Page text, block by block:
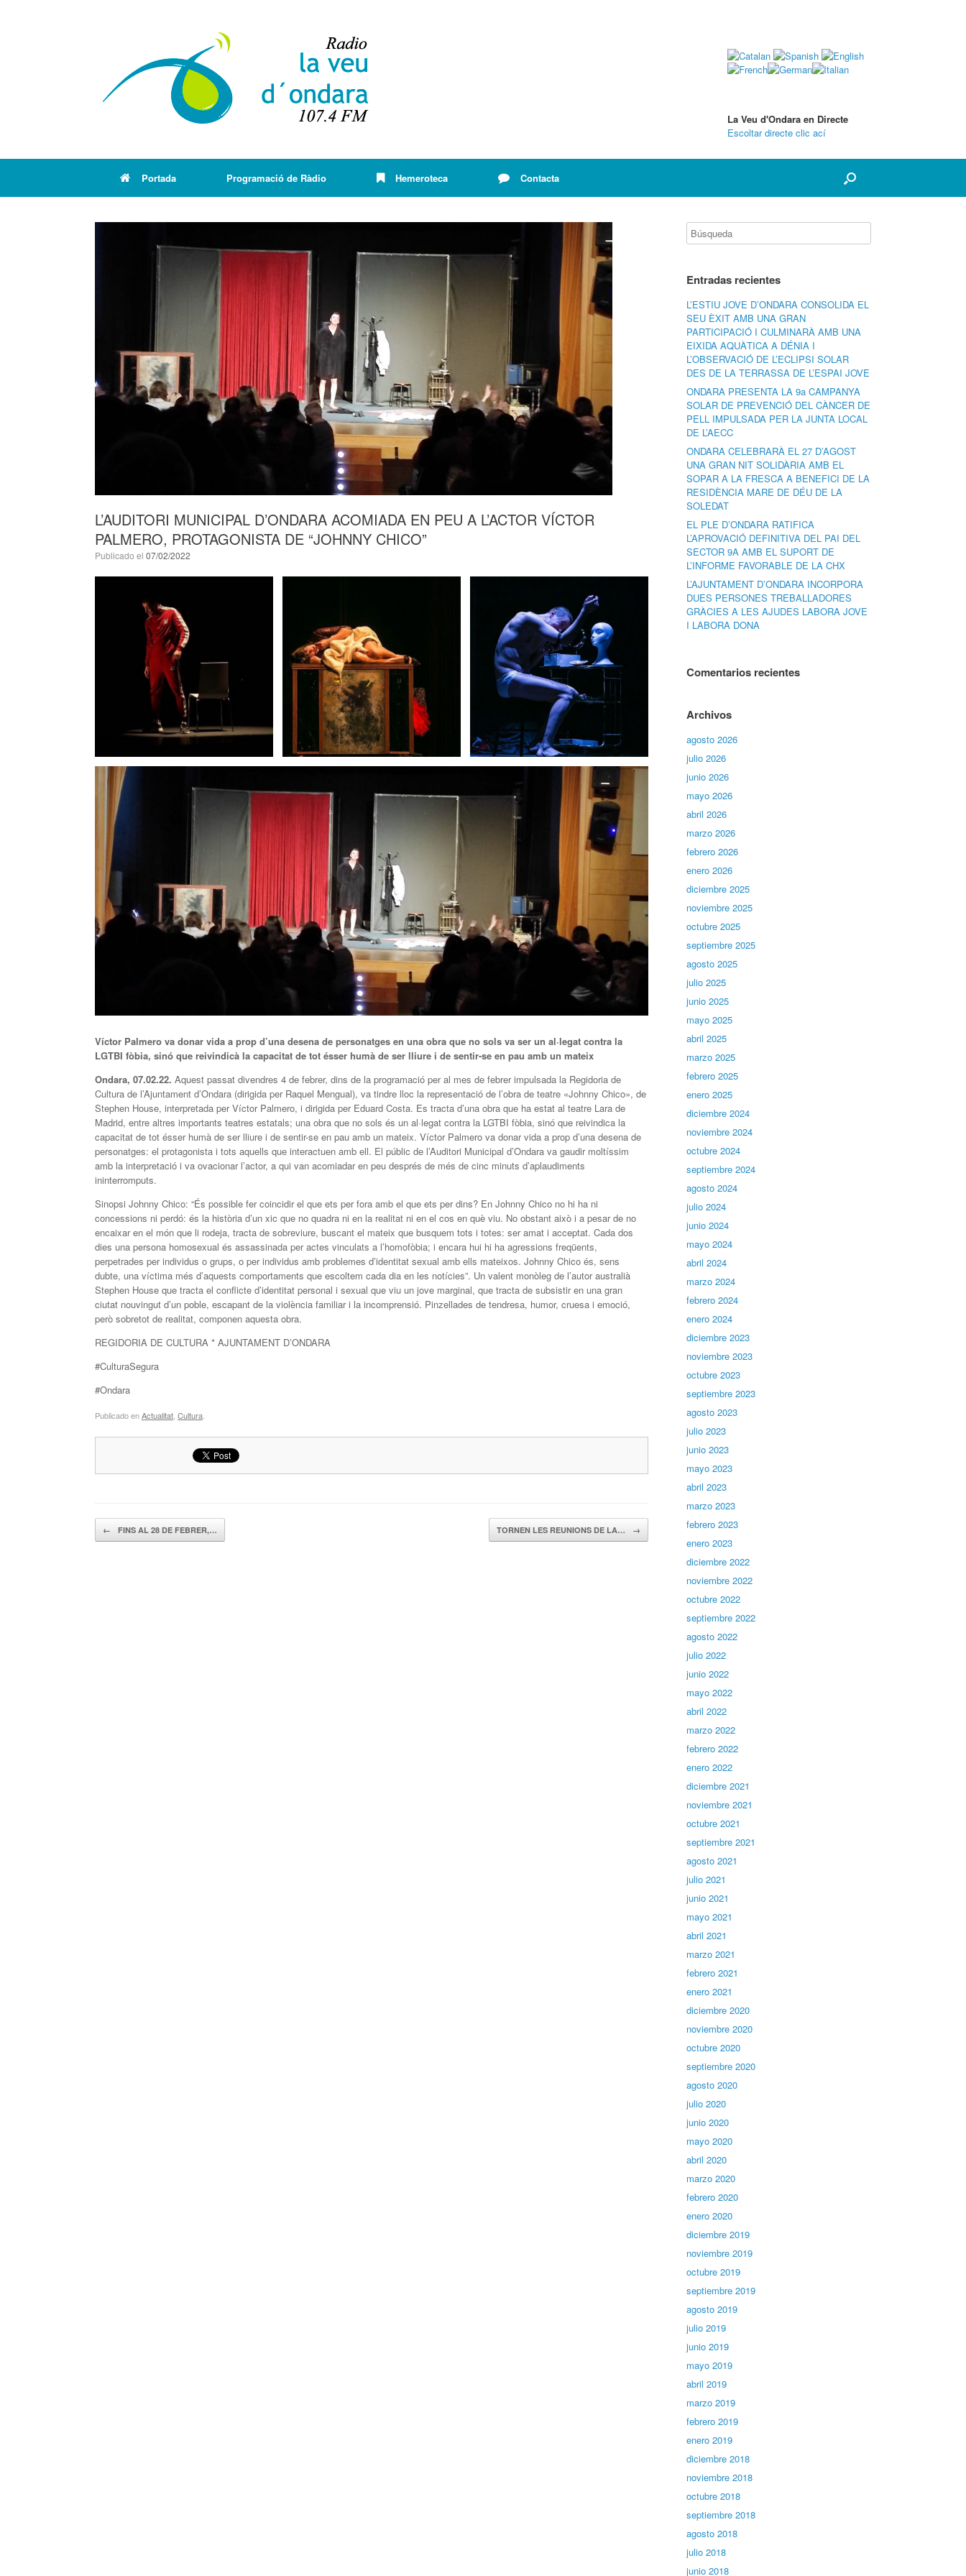
La Veu d'Ondara en Directe
Escoltar directe clic ací
Portada Programació de Ràdio Hemeroteca Contacta
L’AUDITORI MUNICIPAL D’ONDARA ACOMIADA EN PEU A L’ACTOR VÍCTOR
PALMERO, PROTAGONISTA DE “JOHNNY CHICO”
Publicado el 07/02/2022
Víctor Palmero va donar vida a prop d’una desena de personatges en una obra que no sols va ser un al·legat contra la
LGTBI fòbia, sinó que reivindicà la capacitat de tot ésser humà de ser lliure i de sentir-se en pau amb un mateix
Ondara, 07.02.22. Aquest passat divendres 4 de febrer, dins de la programació per al mes de febrer impulsada la Regidoria de
Cultura de l’Ajuntament d’Ondara (dirigida per Raquel Mengual), va tindre lloc la representació de l’obra de teatre «Johnny Chico», de
Stephen House, interpretada per Víctor Palmero, i dirigida per Eduard Costa. Es tracta d’una obra que ha estat al teatre Lara de
Madrid, entre altres importants teatres estatals; una obra que no sols és un al·legat contra la LGTBI fòbia, sinó que reivindica la
capacitat de tot ésser humà de ser lliure i de sentir-se en pau amb un mateix. Víctor Palmero va donar vida a prop d’una desena de
personatges: el protagonista i tots aquells que interactuen amb ell. El públic de l’Auditori Municipal d’Ondara va gaudir moltíssim
amb la interpretació i va ovacionar l’actor, a qui van acomiadar en peu després de més de cinc minuts d’aplaudiments
ininterromputs.
Sinopsi Johnny Chico: “És possible fer coincidir el que ets per fora amb el que ets per dins? En Johnny Chico no hi ha ni
concessions ni perdó: és la història d’un xic que no quadra ni en la realitat ni en el cos en què viu. No obstant això i a pesar de no
encaixar en el món que li rodeja, tracta de sobreviure, buscant el mateix que busquem tots i totes: ser amat i acceptat. Cada dos
dies una persona homosexual és assassinada per actes vinculats a l’homofòbia; i encara hui hi ha agressions freqüents,
perpetrades per individus o grups, o per individus amb problemes d’identitat sexual amb ells mateixos. Johnny Chico és, sens
dubte, una víctima més d’aquests comportaments que escoltem cada dia en les notícies”. Un valent monòleg de l’autor australià
Stephen House que tracta el conflicte d’identitat personal i sexual que viu un jove marginal, que tracta de subsistir en una gran
ciutat nouvingut d’un poble, escapant de la violència familiar i la incomprensió. Pinzellades de tendresa, humor, cruesa i emoció,
però sobretot de realitat, componen aquesta obra.
REGIDORIA DE CULTURA * AJUNTAMENT D’ONDARA
#CulturaSegura
#Ondara
Publicado enActualitat, Cultura.
Navegador de artículos
← FINS AL 28 DE FEBRER,… TORNEN LES REUNIONS DE LA… →
Entradas recientes
L’ESTIU JOVE D’ONDARA CONSOLIDA EL
SEU ÈXIT AMB UNA GRAN
PARTICIPACIÓ I CULMINARÀ AMB UNA
EIXIDA AQUÀTICA A DÉNIA I
L’OBSERVACIÓ DE L’ECLIPSI SOLAR
DES DE LA TERRASSA DE L’ESPAI JOVE
ONDARA PRESENTA LA 9a CAMPANYA
SOLAR DE PREVENCIÓ DEL CÀNCER DE
PELL IMPULSADA PER LA JUNTA LOCAL
DE L’AECC
ONDARA CELEBRARÀ EL 27 D’AGOST
UNA GRAN NIT SOLIDÀRIA AMB EL
SOPAR A LA FRESCA A BENEFICI DE LA
RESIDÈNCIA MARE DE DÉU DE LA
SOLEDAT
EL PLE D’ONDARA RATIFICA
L’APROVACIÓ DEFINITIVA DEL PAI DEL
SECTOR 9A AMB EL SUPORT DE
L’INFORME FAVORABLE DE LA CHX
L’AJUNTAMENT D’ONDARA INCORPORA
DUES PERSONES TREBALLADORES
GRÀCIES A LES AJUDES LABORA JOVE
I LABORA DONA
Comentarios recientes
Archivos
agosto 2026
julio 2026
junio 2026
mayo 2026
abril 2026
marzo 2026
febrero 2026
enero 2026
diciembre 2025
noviembre 2025
octubre 2025
septiembre 2025
agosto 2025
julio 2025
junio 2025
mayo 2025
abril 2025
marzo 2025
febrero 2025
enero 2025
diciembre 2024
noviembre 2024
octubre 2024
septiembre 2024
agosto 2024
julio 2024
junio 2024
mayo 2024
abril 2024
marzo 2024
febrero 2024
enero 2024
diciembre 2023
noviembre 2023
octubre 2023
septiembre 2023
agosto 2023
julio 2023
junio 2023
mayo 2023
abril 2023
marzo 2023
febrero 2023
enero 2023
diciembre 2022
noviembre 2022
octubre 2022
septiembre 2022
agosto 2022
julio 2022
junio 2022
mayo 2022
abril 2022
marzo 2022
febrero 2022
enero 2022
diciembre 2021
noviembre 2021
octubre 2021
septiembre 2021
agosto 2021
julio 2021
junio 2021
mayo 2021
abril 2021
marzo 2021
febrero 2021
enero 2021
diciembre 2020
noviembre 2020
octubre 2020
septiembre 2020
agosto 2020
julio 2020
junio 2020
mayo 2020
abril 2020
marzo 2020
febrero 2020
enero 2020
diciembre 2019
noviembre 2019
octubre 2019
septiembre 2019
agosto 2019
julio 2019
junio 2019
mayo 2019
abril 2019
marzo 2019
febrero 2019
enero 2019
diciembre 2018
noviembre 2018
octubre 2018
septiembre 2018
agosto 2018
julio 2018
junio 2018